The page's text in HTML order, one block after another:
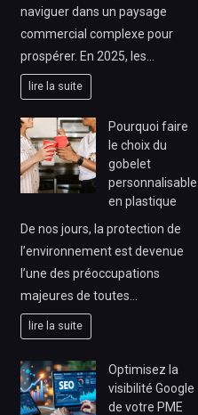
naviguer dans un paysage
commercial complexe pour
prospérer. En 2025, les…
lire la suite
Pourquoi faire
le choix du
gobelet
personnalisable
en plastique
De nos jours, la protection de
l’environnement est devenue
l’une des préoccupations
majeures de toutes…
lire la suite
Optimisez la
visibilité Google
de votre PME